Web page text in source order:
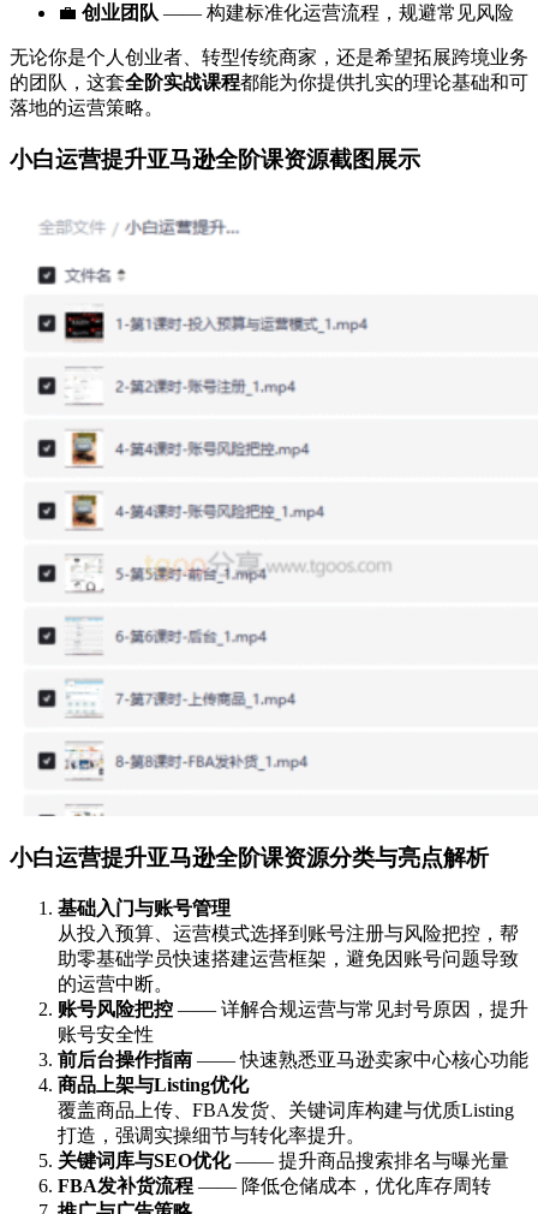
💼 创业团队 —— 构建标准化运营流程，规避常见风险
无论你是个人创业者、转型传统商家，还是希望拓展跨境业务
的团队，这套全阶实战课程都能为你提供扎实的理论基础和可
落地的运营策略。
小白运营提升亚马逊全阶课资源截图展示
小白运营提升亚马逊全阶课资源分类与亮点解析
基础入门与账号管理
从投入预算、运营模式选择到账号注册与风险把控，帮
助零基础学员快速搭建运营框架，避免因账号问题导致
的运营中断。
账号风险把控 —— 详解合规运营与常见封号原因，提升
账号安全性
前后台操作指南 —— 快速熟悉亚马逊卖家中心核心功能
商品上架与Listing优化
覆盖商品上传、FBA发货、关键词库构建与优质Listing
打造，强调实操细节与转化率提升。
关键词库与SEO优化—— 提升商品搜索排名与曝光量
FBA发补货流程 —— 降低仓储成本，优化库存周转